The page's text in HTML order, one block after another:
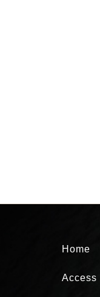
Home
Access